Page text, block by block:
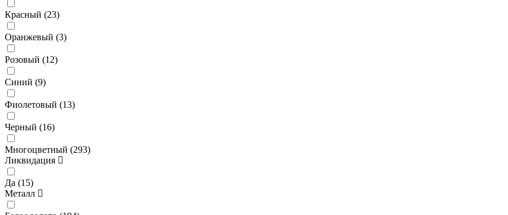
Красный (23)
Оранжевый (3)
Розовый (12)
Синий (9)
Фиолетовый (13)
Черный (16)
Многоцветный (293)
Ликвидация
Да (15)
Металл